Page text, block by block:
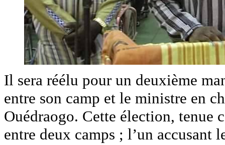
Il sera réélu pour un deuxième
entre son camp et le ministre en
Ouédraogo. Cette élection, tenue
entre deux camps ; l’un